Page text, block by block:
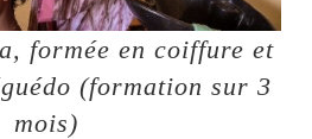
formée en coiffure et
(formation sur 3
mois)